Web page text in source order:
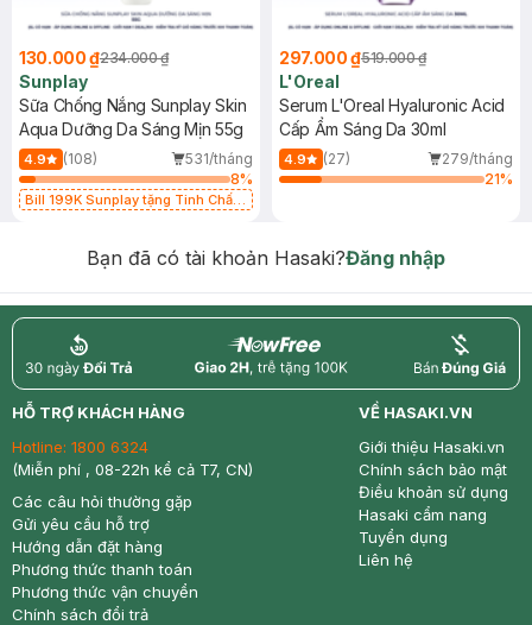
130.000 ₫234.000 ₫
Sunplay
Sữa Chống Nắng Sunplay Skin
Aqua Dưỡng Da Sáng Mịn 55g
4.9 (108)
531/tháng
8%
Bill 199K Sunplay tặng Tinh Chất
297.000 ₫519.000 ₫
L'Oreal
Serum L'Oreal Hyaluronic Acid
Cấp Ẩm Sáng Da 30ml
4.9 (27)
279/tháng
21%
Bạn đã có tài khoản Hasaki?Đăng nhập
return nowfree price
HỖ TRỢ KHÁCH HÀNG
Hotline: 1800 6324
(Miễn phí , 08-22h kể cả T7, CN)
Các câu hỏi thường gặp
Gửi yêu cầu hỗ trợ
Hướng dẫn đặt hàng
Phương thức thanh toán
Phương thức vận chuyển
Chính sách đổi trả
VỀ HASAKI.VN
Giới thiệu Hasaki.vn
Chính sách bảo mật
Điều khoản sử dụng
Hasaki cẩm nang
Tuyển dụng
Liên hệ